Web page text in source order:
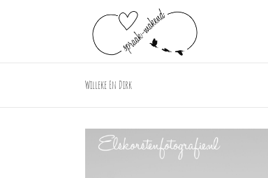
Willeke En Dirk